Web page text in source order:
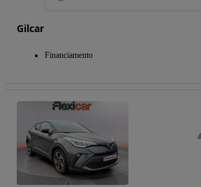
Gilcar
Financiamento